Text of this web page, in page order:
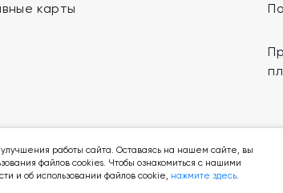
карты
сетях:
работы сайта. Оставаясь на нашем сайте, вы
файлов cookies. Чтобы ознакомиться с нашими
и об использовании файлов cookie, нажмите здесь.